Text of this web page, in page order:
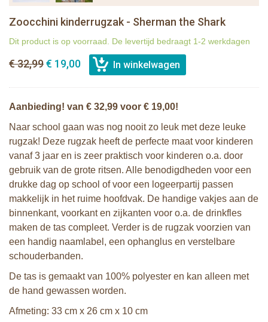
Zoocchini kinderrugzak - Sherman the Shark
Dit product is op voorraad. De levertijd bedraagt 1-2 werkdagen
€ 32,99€ 19,00
Aanbieding! van € 32,99 voor € 19,00!
Naar school gaan was nog nooit zo leuk met deze leuke
rugzak! Deze rugzak heeft de perfecte maat voor kinderen
vanaf 3 jaar en is zeer praktisch voor kinderen o.a. door
gebruik van de grote ritsen. Alle benodigdheden voor een
drukke dag op school of voor een logeerpartij passen
makkelijk in het ruime hoofdvak. De handige vakjes aan de
binnenkant, voorkant en zijkanten voor o.a. de drinkfles
maken de tas compleet. Verder is de rugzak voorzien van
een handig naamlabel, een ophanglus en verstelbare
schouderbanden.
De tas is gemaakt van 100% polyester en kan alleen met
de hand gewassen worden.
Afmeting: 33 cm x 26 cm x 10 cm